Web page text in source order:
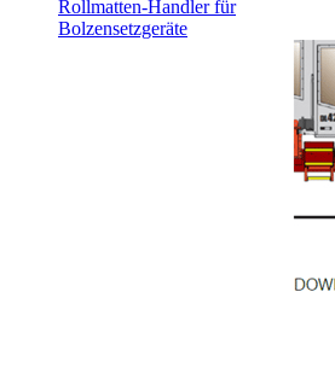
Rollmatten-Handler für
Bolzensetzgeräte